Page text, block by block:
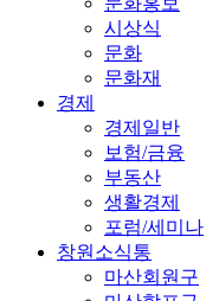
시상식
문화
문화재
경제
경제일반
보험/금융
부동산
생활경제
포럼/세미나
창원소식통
마산회원구